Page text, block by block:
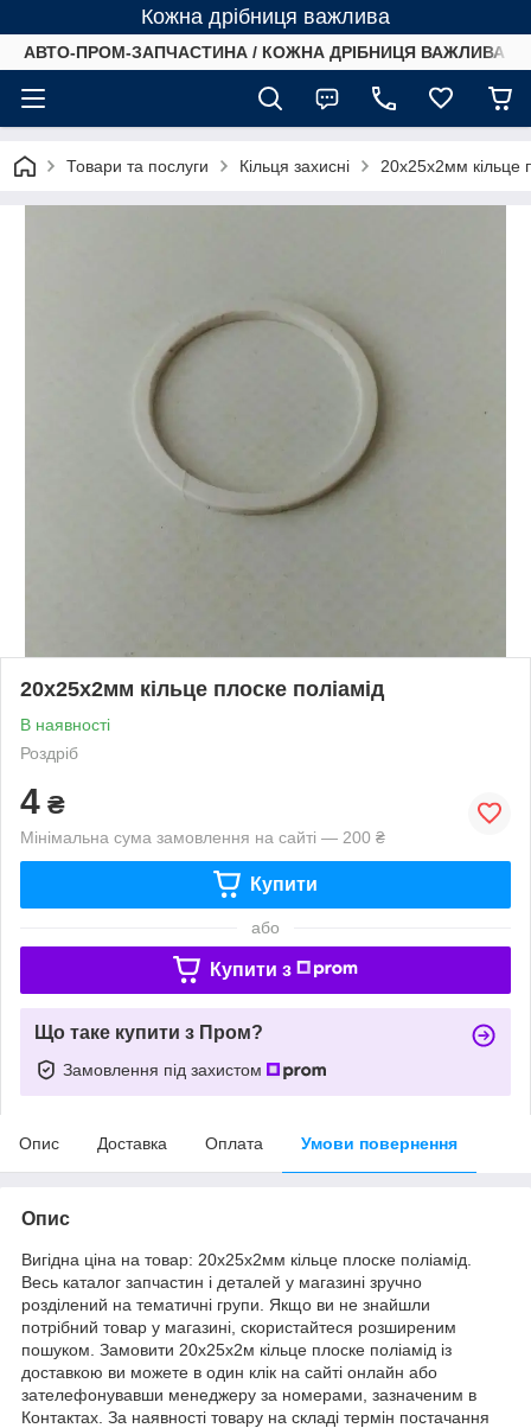
Кожна дрібниця важлива
АВТО-ПРОМ-ЗАПЧАСТИНА / КОЖНА ДРІБНИЦЯ ВАЖЛИВА /
Товари та послуги Кільця захисні 20х25х2мм кільце
20х25х2мм кільце плоске поліамід
В наявності
Роздріб
4 ₴
Мінімальна сума замовлення на сайті — 200 ₴
Купити
або
Купити з
Що таке купити з Пром?
Замовлення під захистом
Опис Доставка Оплата Умови повернення
Опис
Вигідна ціна на товар: 20х25х2мм кільце плоске поліамід.
Весь каталог запчастин і деталей у магазині зручно
розділений на тематичні групи. Якщо ви не знайшли
потрібний товар у магазині, скористайтеся розширеним
пошуком. Замовити 20х25х2м кільце плоске поліамід із
доставкою ви можете в один клік на сайті онлайн або
зателефонувавши менеджеру за номерами, зазначеним в
Контактах. За наявності товару на складі термін постачання